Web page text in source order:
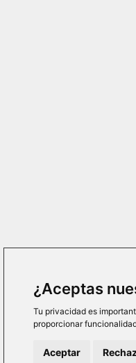
¿Aceptas
Tu privacidad es
proporcionar
Aceptar